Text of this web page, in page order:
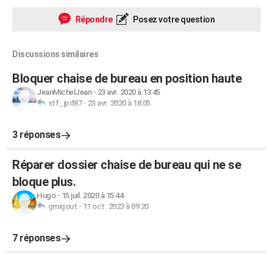
Répondre Posez votre question
Discussions similaires
Bloquer chaise de bureau en position haute
JeanMichelJean- 23 avr. 2020 à 13:45
stf_jpd87- 23 avr. 2020 à 18:05
3 réponses
Réparer dossier chaise de bureau qui ne se
bloque plus.
Hugo- 15 juil. 2020 à 15:44
gmigout - 11 oct. 2023 à 09:20
7 réponses